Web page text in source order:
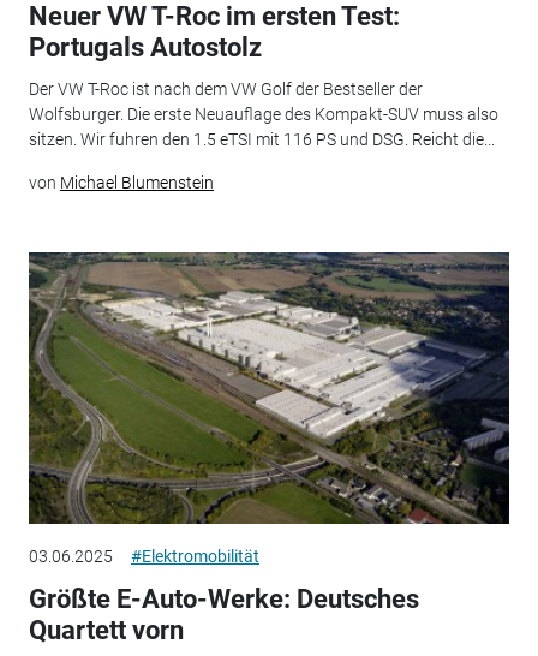
Neuer VW T-Roc im ersten Test:
Portugals Autostolz
Der VW T-Roc ist nach dem VW Golf der Bestseller der
Wolfsburger. Die erste Neuauflage des Kompakt-SUV muss also
sitzen. Wir fuhren den 1.5 eTSI mit 116 PS und DSG. Reicht die...
von Michael Blumenstein
03.06.2025 #Elektromobilität
Größte E-Auto-Werke: Deutsches
Quartett vorn